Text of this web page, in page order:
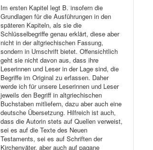
Im ersten Kapitel legt B. insofern die
Grundlagen für die Ausführungen in den
späteren Kapiteln, als sie die
Schlüsselbegriffe genau erklärt, diese aber
nicht in der altgriechischen Fassung,
sondern in Umschrift bietet. Offensichtlich
geht sie nicht davon aus, dass ihre
Leserinnen und Leser in der Lage sind, die
Begriffe im Original zu erfassen. Daher
werde ich für unsere Leserinnen und Leser
jeweils den Begriff in altgriechischen
Buchstaben mitliefern, dazu aber auch eine
deutsche Übersetzung. Hilfreich ist auch,
dass die Autorin stets auf Quellen verweist,
sei es auf die Texte des Neuen
Testaments, sei es auf Schriften der
Kirchenväter, aber auch auf pagane